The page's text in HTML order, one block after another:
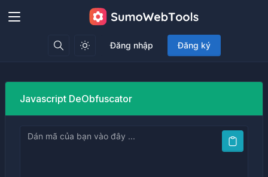
Đăng nhập Đăng ký
Javascript DeObfuscator